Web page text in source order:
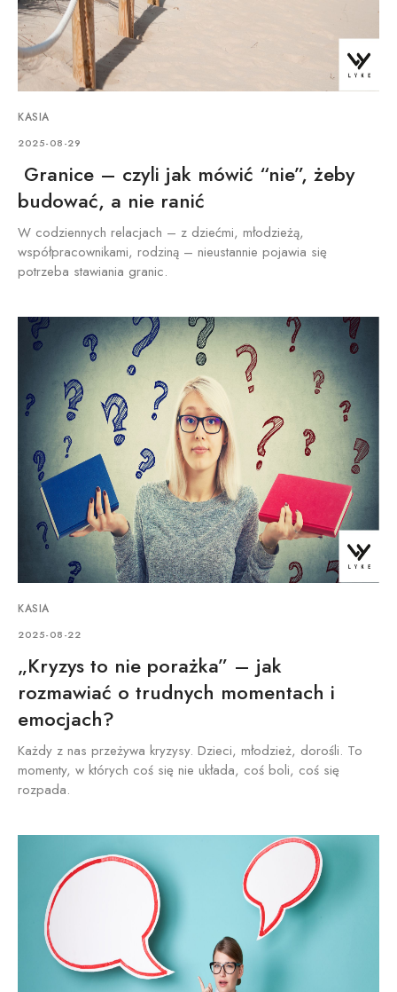
KASIA
2025-08-29
Granice – czyli jak mówić “nie”, żeby
budować, a nie ranić
W codziennych relacjach – z dziećmi, młodzieżą,
współpracownikami, rodziną – nieustannie pojawia się
potrzeba stawiania granic.
KASIA
2025-08-22
„Kryzys to nie porażka” – jak
rozmawiać o trudnych momentach i
emocjach?
Każdy z nas przeżywa kryzysy. Dzieci, młodzież, dorośli. To
momenty, w których coś się nie układa, coś boli, coś się
rozpada.